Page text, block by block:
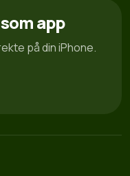
app
på din iPhone.